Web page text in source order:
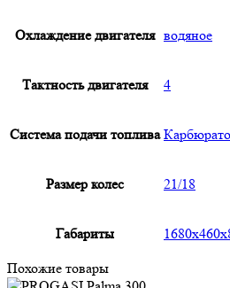
Охлаждение двигателя водяное
Тактность двигателя 4
Система подачи топлива
Размер колес 21/18
Габариты
Похожие товары